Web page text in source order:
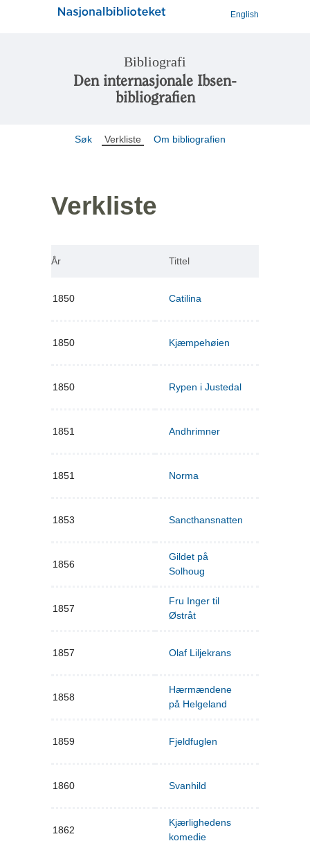
English
Bibliografi
Den internasjonale Ibsen-
bibliografien
Søk Verkliste Om bibliografien
Verkliste
År Tittel
1850 Catilina
1850 Kjæmpehøien
1850 Rypen i Justedal
1851 Andhrimner
1851 Norma
1853 Sancthansnatten
1856
Gildet på
Solhoug
1857
Fru Inger til
Østråt
1857 Olaf Liljekrans
1858
Hærmændene
på Helgeland
1859 Fjeldfuglen
1860 Svanhild
1862
Kjærlighedens
komedie